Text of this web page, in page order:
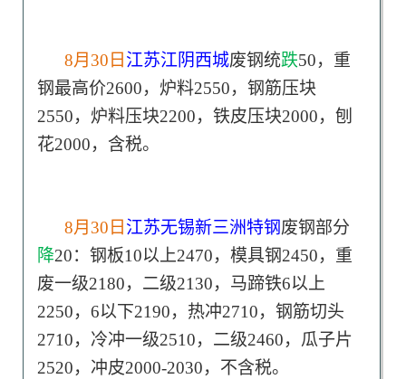
8月30日 江苏江阴西城废钢统跌50，重
钢最高价2600，炉料2550，钢筋压块
2550，炉料压块2200，铁皮压块2000，刨
花2000，含税。
8月30日 江苏无锡新三洲特钢废钢部分
降20：钢板10以上2470，模具钢2450，重
废一级2180，二级2130，马蹄铁6以上
2250，6以下2190，热冲2710，钢筋切头
2710，冷冲一级2510，二级2460，瓜子片
2520，冲皮2000-2030，不含税。